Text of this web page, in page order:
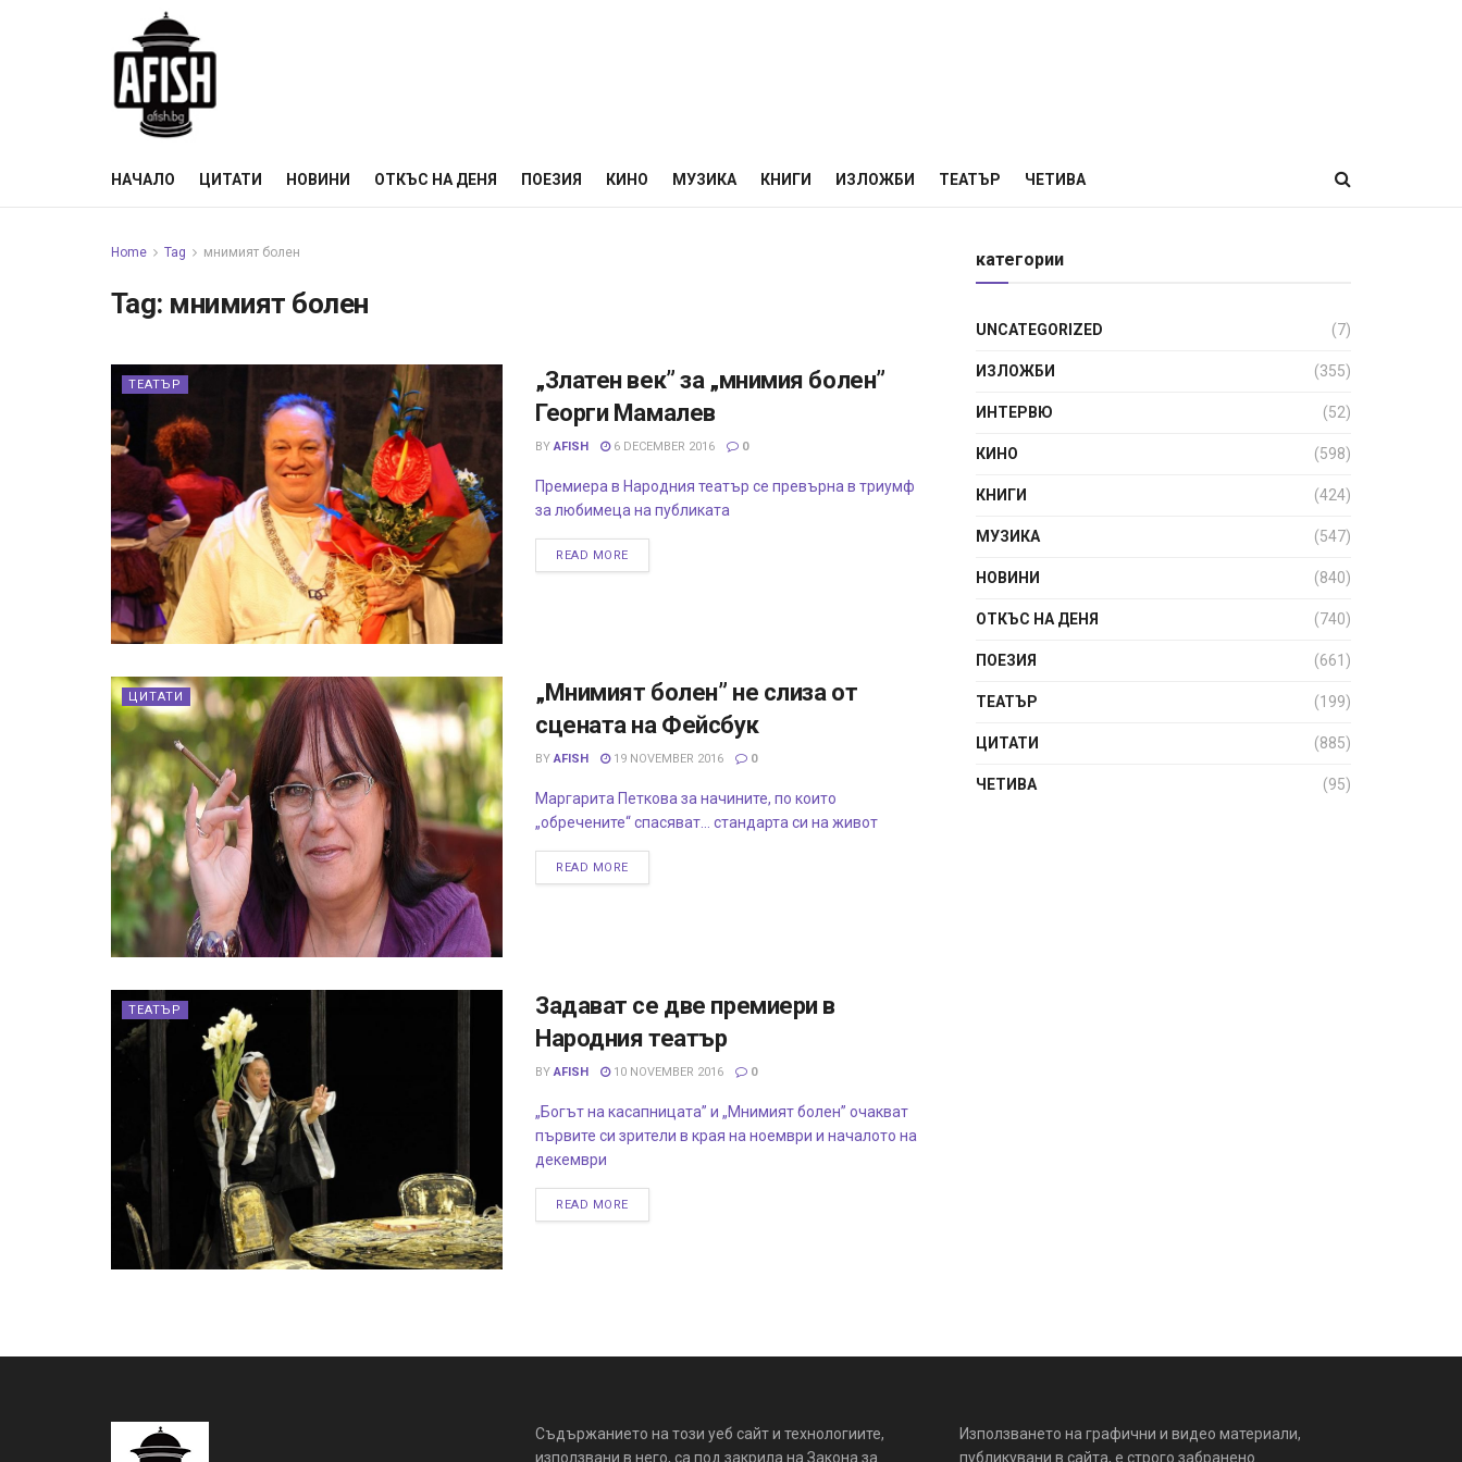
НАЧАЛО ЦИТАТИ НОВИНИ ОТКЪС НА ДЕНЯ ПОЕЗИЯ КИНО МУЗИКА КНИГИ ИЗЛОЖБИ ТЕАТЪР ЧЕТИВА
Home Tag мнимият болен
Tag: мнимият болен
ТЕАТЪР
„Златен век” за „мнимия болен”
Георги Мамалев
BY AFISH 6 DECEMBER 2016 0
Премиера в Народния театър се превърна в триумф
за любимеца на публиката
READ MORE
ЦИТАТИ
„Мнимият болен” не слиза от
сцената на Фейсбук
BY AFISH 19 NOVEMBER 2016 0
Маргарита Петкова за начините, по които
„обречените“ спасяват… стандарта си на живот
READ MORE
ТЕАТЪР
Задават се две премиери в
Народния театър
BY AFISH 10 NOVEMBER 2016 0
„Богът на касапницата” и „Мнимият болен” очакват
първите си зрители в края на ноември и началото на
декември
READ MORE
категории
UNCATEGORIZED (7)
ИЗЛОЖБИ (355)
ИНТЕРВЮ (52)
КИНО (598)
КНИГИ (424)
МУЗИКА (547)
НОВИНИ (840)
ОТКЪС НА ДЕНЯ (740)
ПОЕЗИЯ (661)
ТЕАТЪР (199)
ЦИТАТИ (885)
ЧЕТИВА (95)
Съдържанието на този уеб сайт и технологиите,
използвани в него, са под закрила на Закона за
Използването на графични и видео материали,
публикувани в сайта, е строго забранено.